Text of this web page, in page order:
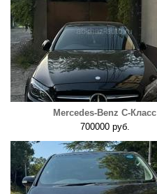
Mercedes-Benz C-Класс
700000 руб.